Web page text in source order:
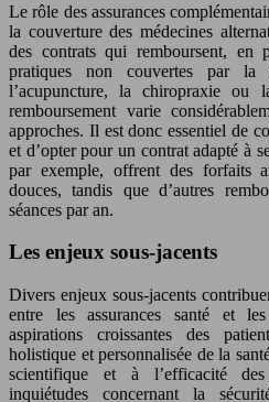
Le rôle des assurances
la couverture des médecines
des contrats qui remboursent, en
pratiques non couvertes par la
l’acupuncture, la chiropraxie ou
remboursement varie
approches. Il est donc essentiel de
et d’opter pour un contrat adapté à
par exemple, offrent des forfaits
douces, tandis que d’autres
séances par an.
Les enjeux sous-jacents
Divers enjeux sous-jacents
entre les assurances santé et
aspirations croissantes des
holistique et personnalisée de la
scientifique et à l’efficacité des
inquiétudes concernant la